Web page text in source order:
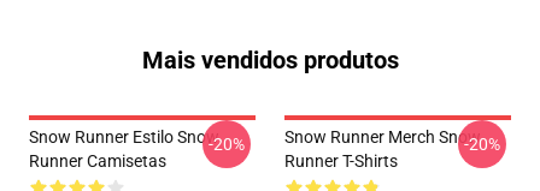
Mais vendidos produtos
Snow Runner Estilo Snow
Runner Camisetas
-20%
Snow Runner Merch Snow
Runner T-Shirts
-20%